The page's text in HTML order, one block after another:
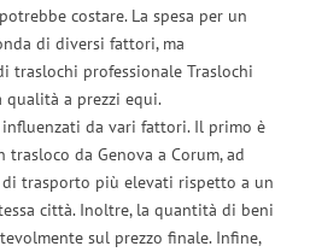
costare. La spesa per un
di diversi fattori, ma
traslochi professionale Traslochi
qualità a prezzi equi.
da vari fattori. Il primo è
da Genova a Corum, ad
di trasporto più elevati rispetto a un
città. Inoltre, la quantità di beni
sul prezzo finale. Infine,